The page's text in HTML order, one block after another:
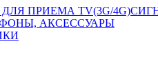
ПРИЕМА TV(3G/
АКСЕССУАРЫ